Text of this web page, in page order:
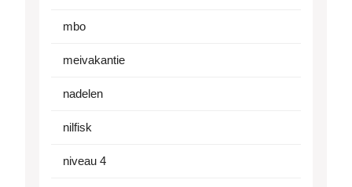
mbo
meivakantie
nadelen
nilfisk
niveau 4